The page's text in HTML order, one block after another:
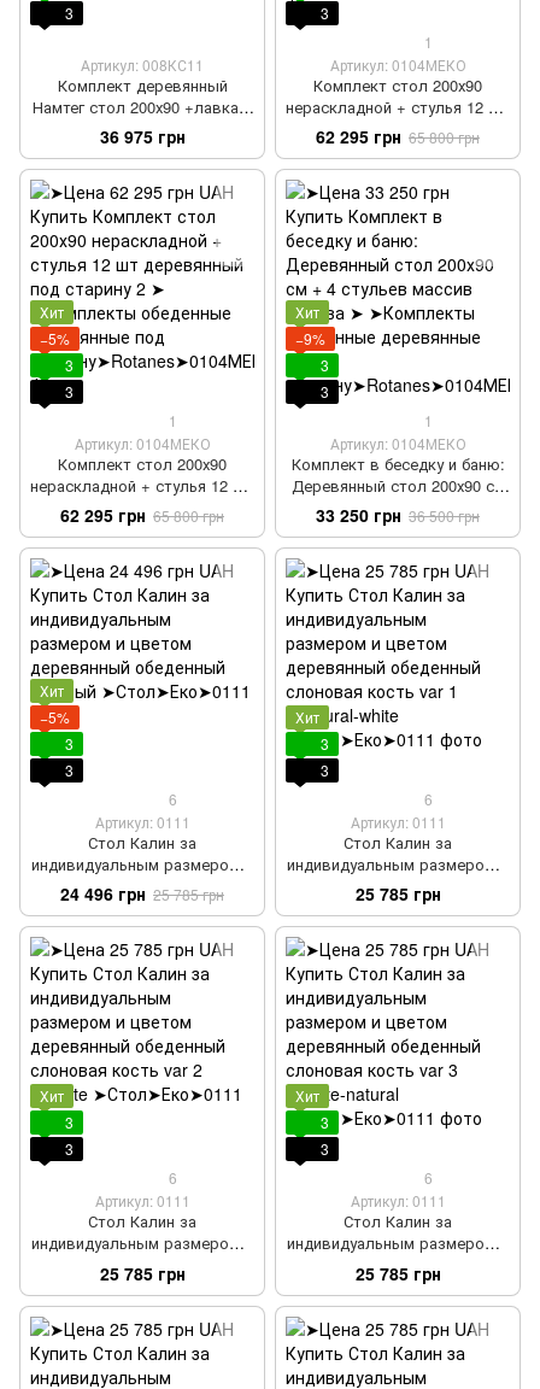
3
Артикул: 008КС11
Комплект деревянный
Намтег стол 200х90 +лавка 2
шт
36 975 грн
3
1
Артикул: 0104МЕКО
Комплект стол 200х90
нераскладной + стулья 12 шт
деревянный под старину
62 295 грн 65 800 грн
Хит
−5%
3
3
1
Артикул: 0104МЕКО
Комплект стол 200х90
нераскладной + стулья 12 шт
деревянный под старину 2
62 295 грн 65 800 грн
Хит
−9%
3
3
1
Артикул: 0104МЕКО
Комплект в беседку и баню:
Деревянный стол 200х90 см
+ 4 стульев массив дерева
33 250 грн 36 500 грн
Хит
−5%
3
3
6
Артикул: 0111
Стол Калин за
индивидуальным размером и
цветом деревянный
обеденный
24 496 грн 25 785 грн
Хит
3
3
6
Артикул: 0111
Стол Калин за
индивидуальным размером и
цветом деревянный
обеденный слоновая кость
var 1
25 785 грн
Хит
3
3
6
Артикул: 0111
Стол Калин за
индивидуальным размером и
цветом деревянный
обеденный слоновая кость
var 2
25 785 грн
Хит
3
3
6
Артикул: 0111
Стол Калин за
индивидуальным размером и
цветом деревянный
обеденный слоновая кость
var 3
25 785 грн